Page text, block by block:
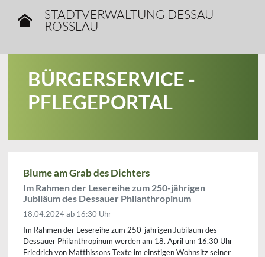
STADTVERWALTUNG DESSAU-
ROSSLAU
BÜRGERSERVICE -
PFLEGEPORTAL
Blume am Grab des Dichters
Im Rahmen der Lesereihe zum 250-jährigen
Jubiläum des Dessauer Philanthropinum
18.04.2024ab 16:30 Uhr
Im Rahmen der Lesereihe zum 250-jährigen Jubiläum des
Dessauer Philanthropinum werden am 18. April um 16.30 Uhr
Friedrich von Matthissons Texte im einstigen Wohnsitz seiner